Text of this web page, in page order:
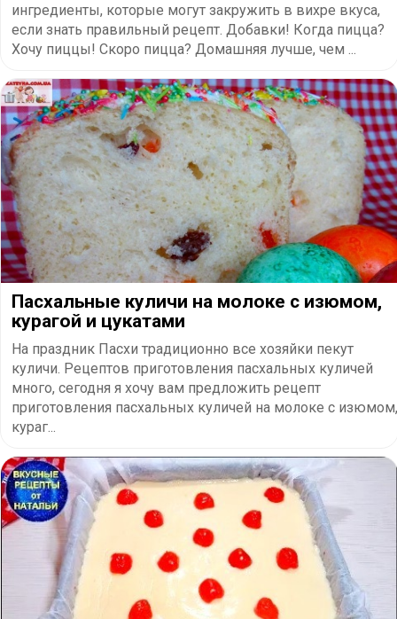
ингредиенты, которые могут закружить в вихре вкуса,
если знать правильный рецепт. Добавки! Когда пицца?
Хочу пиццы! Скоро пицца? Домашняя лучше, чем ...
Пасхальные куличи на молоке с изюмом,
курагой и цукатами
На праздник Пасхи традиционно все хозяйки пекут
куличи. Рецептов приготовления пасхальных куличей
много, сегодня я хочу вам предложить рецепт
приготовления пасхальных куличей на молоке с изюмом,
кураг...